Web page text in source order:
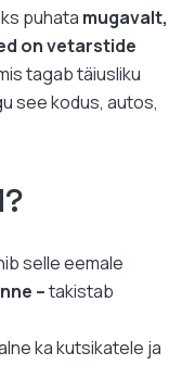
puhata mugavalt,
on vetarstide
tagab täiusliku
see kodus, autos,
selle eemale
–takistab
ka kutsikatele ja